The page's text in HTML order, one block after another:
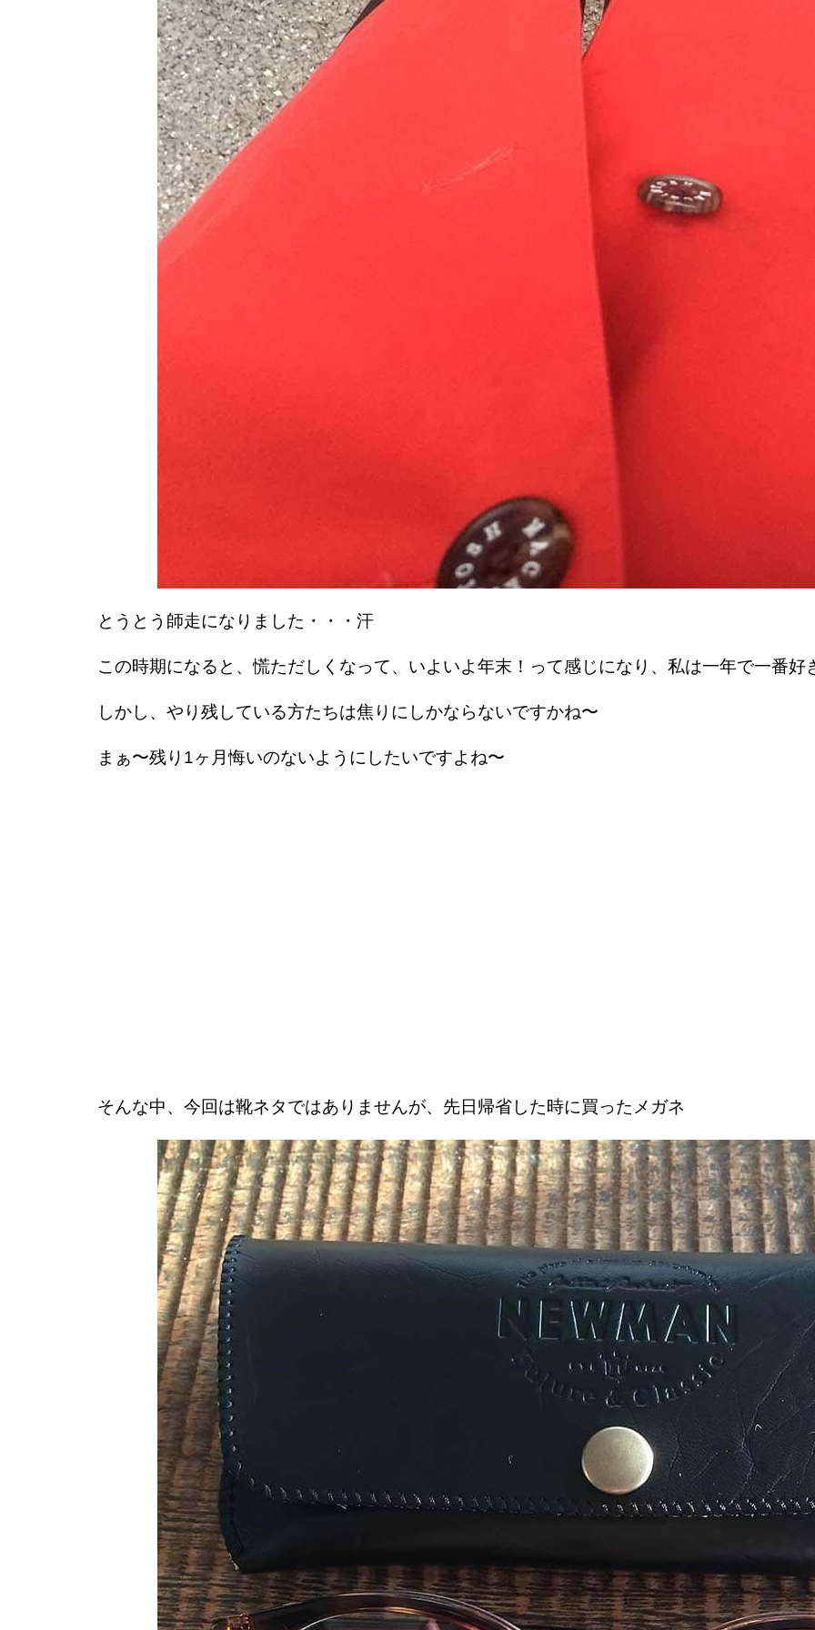
とうとう師走になりました・・・汗
この時期になると、慌ただしくなって、いよいよ年末！って感じになり、私は一年で一番好
しかし、やり残している方たちは焦りにしかならないですかね〜
まぁ〜残り1ヶ月悔いのないようにしたいですよね〜
そんな中、今回は靴ネタではありませんが、先日帰省した時に買ったメガネ